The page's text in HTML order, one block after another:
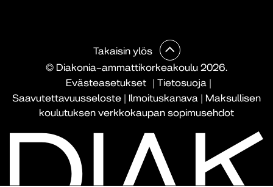
© Diakonia–ammattikorkeakoulu 2026.
Evästeasetukset
| Tietosuoja|
Saavutettavuusseloste | Ilmoituskanava | Maksullisen
koulutuksen verkkokaupan sopimusehdot
Takaisin ylös